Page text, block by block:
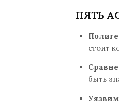
ПЯТЬ
стоит
быть